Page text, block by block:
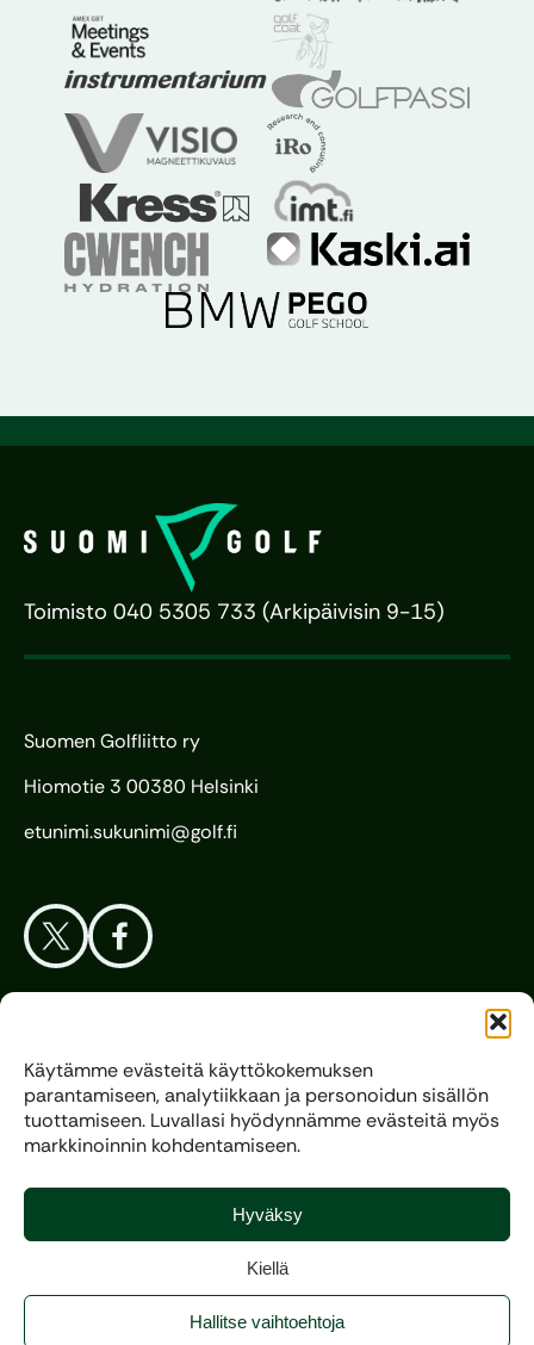
Käytämme evästeitä käyttökokemuksen
parantamiseen, analytiikkaan ja personoidun sisällön
tuottamiseen. Luvallasi hyödynnämme evästeitä myös
markkinoinnin kohdentamiseen.
Hyväksy
Kiellä
Hallitse vaihtoehtoja
Toimisto 040 5305 733 (Arkipäivisin 9-15)
Suomen Golfliitto ry
Hiomotie 3 00380 Helsinki
etunimi.sukunimi@golf.fi
Liitto
Kilpagolf
Copyright 2025, All rights reserved.